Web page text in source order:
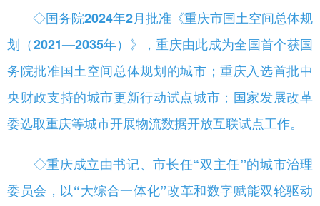
◇国务院2024年2月批准《重庆市国土空间总体规
划（2021—2035年）》，重庆由此成为全国首个获国
务院批准国土空间总体规划的城市；重庆入选首批中
央财政支持的城市更新行动试点城市；国家发展改革
委选取重庆等城市开展物流数据开放互联试点工作。
◇重庆成立由书记、市长任“双主任”的城市治理
委员会，以“大综合一体化”改革和数字赋能双轮驱动